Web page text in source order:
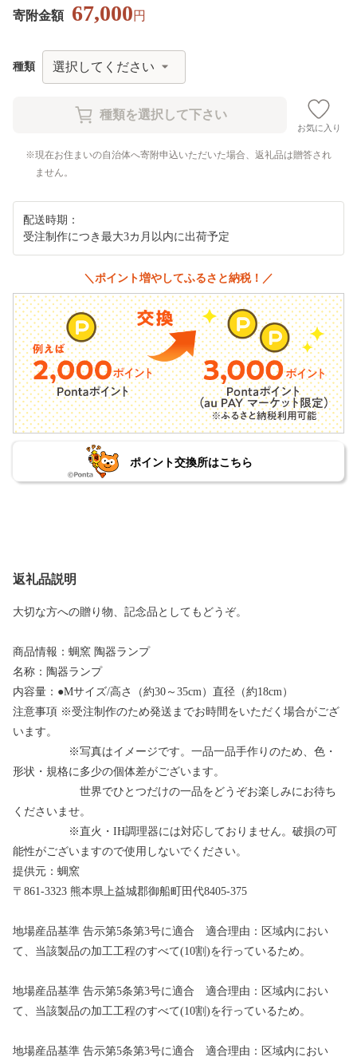
寄附金額 67,000円
種類
お気に入り
現在お住まいの自治体へ寄附申込いただいた場合、返礼品は贈答され
ません。
配送時期：
受注制作につき最大3カ月以内に出荷予定
＼ポイント増やしてふるさと納税！／
ポイント交換所はこちら
返礼品説明
大切な方への贈り物、記念品としてもどうぞ。
商品情報：蜩窯 陶器ランプ
名称：陶器ランプ
内容量：●Mサイズ/高さ（約30～35cm）直径（約18cm）
注意事項 ※受注制作のため発送までお時間をいただく場合がござ
います。
※写真はイメージです。一品一品手作りのため、色・
形状・規格に多少の個体差がございます。
世界でひとつだけの一品をどうぞお楽しみにお待ち
くださいませ。
※直火・IH調理器には対応しておりません。破損の可
能性がございますので使用しないでください。
提供元：蜩窯
〒861-3323 熊本県上益城郡御船町田代8405-375
地場産品基準 告示第5条第3号に適合 適合理由：区域内におい
て、当該製品の加工工程のすべて(10割)を行っているため。
地場産品基準 告示第5条第3号に適合 適合理由：区域内におい
て、当該製品の加工工程のすべて(10割)を行っているため。
地場産品基準 告示第5条第3号に適合 適合理由：区域内におい